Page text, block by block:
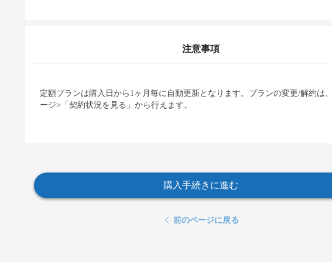
注意事項
定額プランは購入日から1ヶ月毎に自動更新となります。プランの変更/解約は
ージ>「契約状況を見る」から行えます。
購入手続きに進む
前のページに戻る